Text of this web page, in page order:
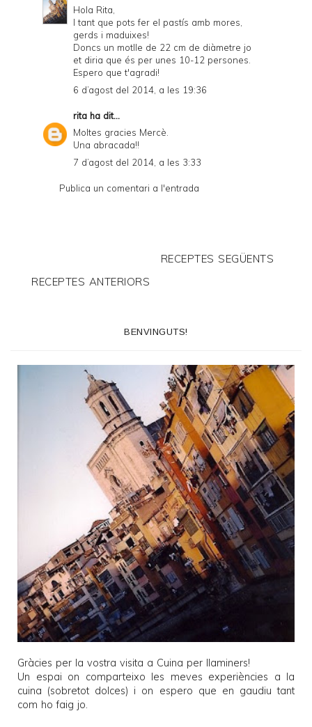
Hola Rita,
I tant que pots fer el pastís amb mores,
gerds i maduixes!
Doncs un motlle de 22 cm de diàmetre jo
et diria que és per unes 10-12 persones.
Espero que t'agradi!
6 d’agost del 2014, a les 19:36
rita ha dit...
Moltes gracies Mercè.
Una abracada!!
7 d’agost del 2014, a les 3:33
Publica un comentari a l'entrada
RECEPTES SEGÜENTS
RECEPTES ANTERIORS
BENVINGUTS!
Gràcies per la vostra visita a Cuina per llaminers!
Un espai on comparteixo les meves experiències a la
cuina (sobretot dolces) i on espero que en gaudiu tant
com ho faig jo.